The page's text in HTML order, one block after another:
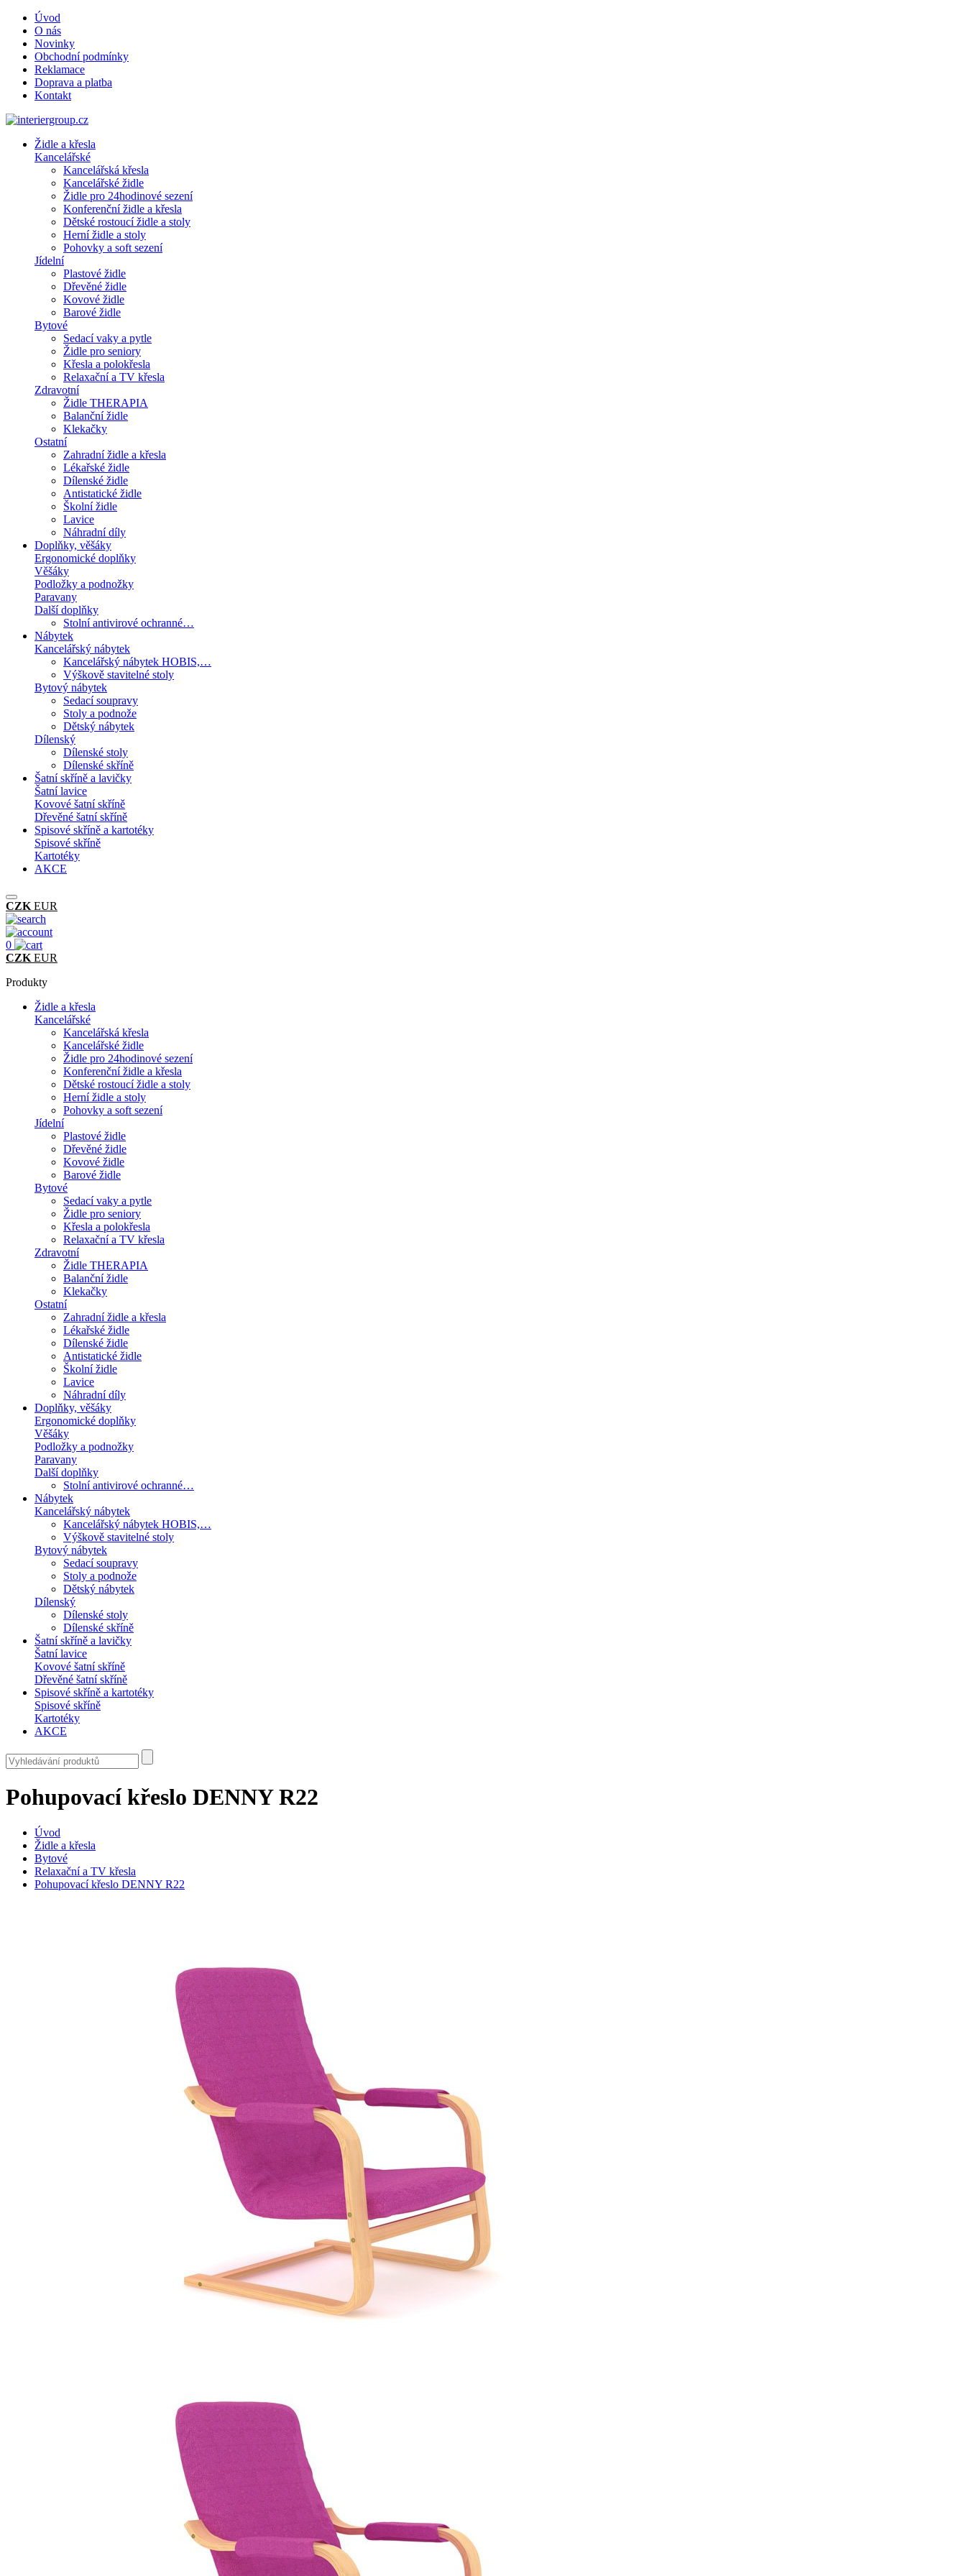
Úvod
O nás
Novinky
Obchodní podmínky
Reklamace
Doprava a platba
Kontakt
Židle a křesla
Kancelářské
Kancelářská křesla
Kancelářské židle
Židle pro 24hodinové sezení
Konferenční židle a křesla
Dětské rostoucí židle a stoly
Herní židle a stoly
Pohovky a soft sezení
Jídelní
Plastové židle
Dřevěné židle
Kovové židle
Barové židle
Bytové
Sedací vaky a pytle
Židle pro seniory
Křesla a polokřesla
Relaxační a TV křesla
Zdravotní
Židle THERAPIA
Balanční židle
Klekačky
Ostatní
Zahradní židle a křesla
Lékařské židle
Dílenské židle
Antistatické židle
Školní židle
Lavice
Náhradní díly
Doplňky, věšáky
Ergonomické doplňky
Věšáky
Podložky a podnožky
Paravany
Další doplňky
Stolní antivirové ochranné…
Nábytek
Kancelářský nábytek
Kancelářský nábytek HOBIS,…
Výškově stavitelné stoly
Bytový nábytek
Sedací soupravy
Stoly a podnože
Dětský nábytek
Dílenský
Dílenské stoly
Dílenské skříně
Šatní skříně a lavičky
Šatní lavice
Kovové šatní skříně
Dřevěné šatní skříně
Spisové skříně a kartotéky
Spisové skříně
Kartotéky
AKCE
CZK EUR
0
CZK EUR
Produkty
Židle a křesla
Kancelářské
Kancelářská křesla
Kancelářské židle
Židle pro 24hodinové sezení
Konferenční židle a křesla
Dětské rostoucí židle a stoly
Herní židle a stoly
Pohovky a soft sezení
Jídelní
Plastové židle
Dřevěné židle
Kovové židle
Barové židle
Bytové
Sedací vaky a pytle
Židle pro seniory
Křesla a polokřesla
Relaxační a TV křesla
Zdravotní
Židle THERAPIA
Balanční židle
Klekačky
Ostatní
Zahradní židle a křesla
Lékařské židle
Dílenské židle
Antistatické židle
Školní židle
Lavice
Náhradní díly
Doplňky, věšáky
Ergonomické doplňky
Věšáky
Podložky a podnožky
Paravany
Další doplňky
Stolní antivirové ochranné…
Nábytek
Kancelářský nábytek
Kancelářský nábytek HOBIS,…
Výškově stavitelné stoly
Bytový nábytek
Sedací soupravy
Stoly a podnože
Dětský nábytek
Dílenský
Dílenské stoly
Dílenské skříně
Šatní skříně a lavičky
Šatní lavice
Kovové šatní skříně
Dřevěné šatní skříně
Spisové skříně a kartotéky
Spisové skříně
Kartotéky
AKCE
Pohupovací křeslo DENNY R22
Úvod
Židle a křesla
Bytové
Relaxační a TV křesla
Pohupovací křeslo DENNY R22